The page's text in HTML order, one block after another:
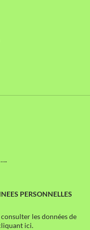
PERSONNELLES
les données de
ici.